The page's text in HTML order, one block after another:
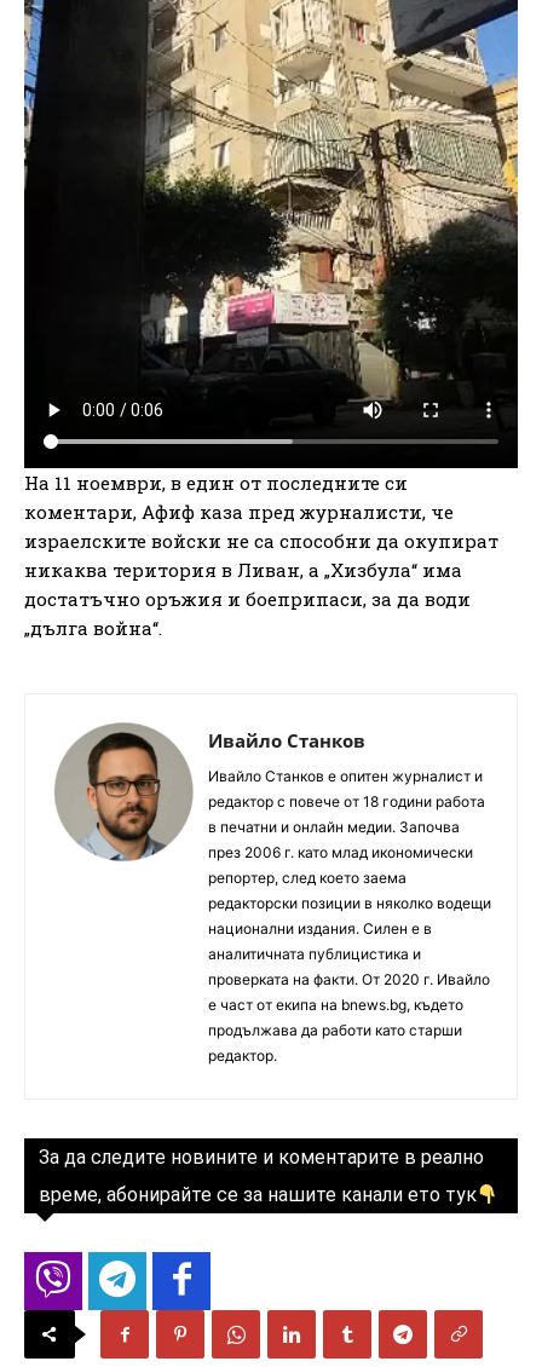
На 11 ноември, в един от последните си
коментари, Афиф каза пред журналисти, че
израелските войски не са способни да окупират
никаква територия в Ливан, а „Хизбула“ има
достатъчно оръжия и боеприпаси, за да води
„дълга война“.
Ивайло Станков
Ивайло Станков е опитен журналист и
редактор с повече от 18 години работа
в печатни и онлайн медии. Започва
през 2006 г. като млад икономически
репортер, след което заема
редакторски позиции в няколко водещи
национални издания. Силен е в
аналитичната публицистика и
проверката на факти. От 2020 г. Ивайло
е част от екипа на bnews.bg, където
продължава да работи като старши
редактор.
За да следите новините и коментарите в реално
време, абонирайте се за нашите канали ето тук